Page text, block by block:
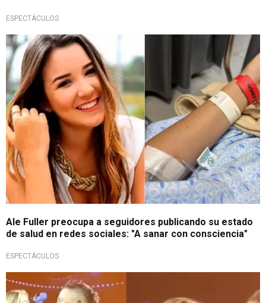
ESPECTÁCULOS
Alarmó a su comunidad
Ale Fuller preocupa a seguidores publicando su estado
de salud en redes sociales: "A sanar con consciencia"
ESPECTÁCULOS
¡Muy enamorados!